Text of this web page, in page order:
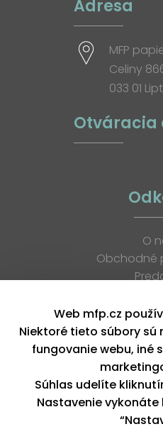
Adresa
MFP
Celiny
033 01
Otváracia
O
Obchodné
K
XML
Copyright © 2026, MFP paper
Web mfp.cz
Niektoré tieto súbory sú
fungovanie webu, iné
Súhlas udelíte
Nastavenie